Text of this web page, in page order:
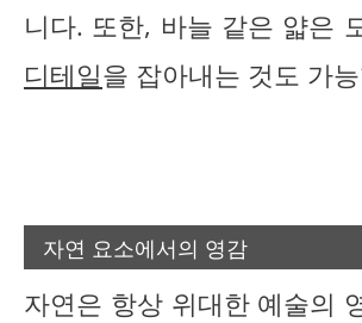
니다. 또한, 바늘 같은 얇은
디테일을 잡아내는 것도 가
자연 요소에서의 영감
자연은 항상 위대한 예술의